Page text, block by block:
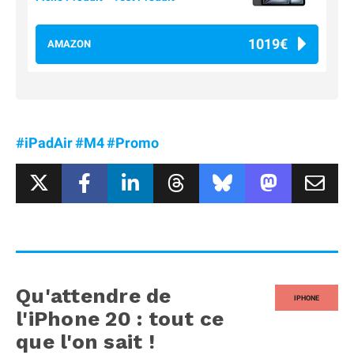
AMAZON 1019€
#iPadAir#M4#Promo
IPHONE
Qu'attendre de
l'iPhone 20 : tout ce
que l'on sait !